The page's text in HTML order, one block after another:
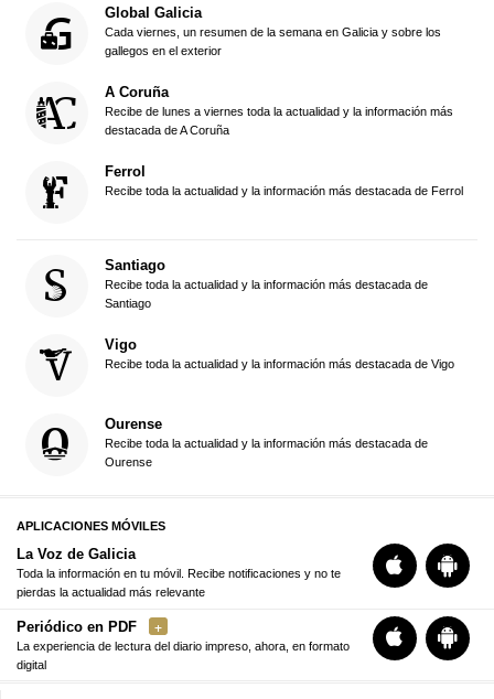
Global Galicia
Cada viernes, un resumen de la semana en Galicia y sobre los
gallegos en el exterior
A Coruña
Recibe de lunes a viernes toda la actualidad y la información más
destacada de A Coruña
Ferrol
Recibe toda la actualidad y la información más destacada de Ferrol
Santiago
Recibe toda la actualidad y la información más destacada de
Santiago
Vigo
Recibe toda la actualidad y la información más destacada de Vigo
Ourense
Recibe toda la actualidad y la información más destacada de
Ourense
APLICACIONES MÓVILES
La Voz de Galicia
Toda la información en tu móvil. Recibe notificaciones y no te
pierdas la actualidad más relevante
Periódico en PDF
La experiencia de lectura del diario impreso, ahora, en formato
digital